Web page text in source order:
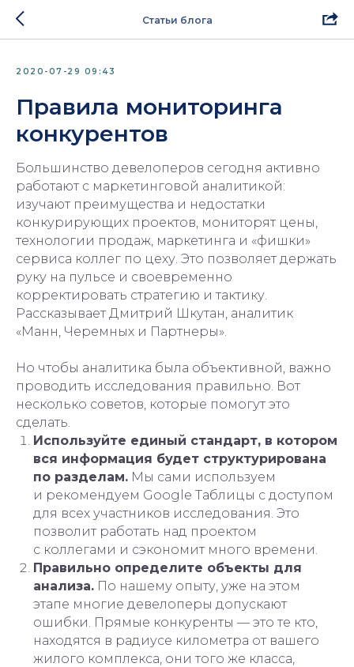
Статьи блога
2020-07-29 09:43
Правила мониторинга
конкурентов
Большинство девелоперов сегодня активно
работают с маркетинговой аналитикой:
изучают преимущества и недостатки
конкурирующих проектов, мониторят цены,
технологии продаж, маркетинга и «фишки»
сервиса коллег по цеху. Это позволяет держать
руку на пульсе и своевременно
корректировать стратегию и тактику.
Рассказывает Дмитрий Шкутан, аналитик
«Манн, Черемных и Партнеры».
Но чтобы аналитика была объективной, важно
проводить исследования правильно. Вот
несколько советов, которые помогут это
сделать.
Используйте единый стандарт, в котором
вся информация будет структурирована
по разделам. Мы сами используем
и рекомендуем Google Таблицы с доступом
для всех участников исследования. Это
позволит работать над проектом
с коллегами и сэкономит много времени.
Правильно определите объекты для
анализа. По нашему опыту, уже на этом
этапе многие девелоперы допускают
ошибки. Прямые конкуренты — это те кто,
находятся в радиусе километра от вашего
жилого комплекса, они того же класса,